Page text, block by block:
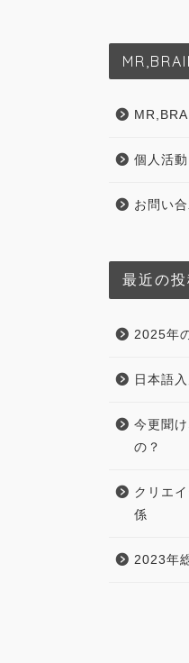
個人活動
お問い
最近の投
2025年
日本語
今更聞
の？
クリエ
係
2023年